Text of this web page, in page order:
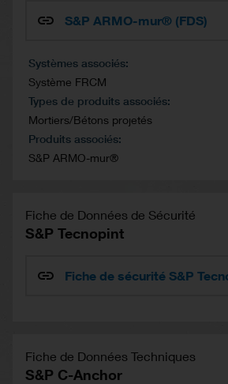
S&P ARMO-mur® (FDS)
Systèmes associés
Système FRCM
Types de produits associés
Mortiers/Bétons projetés
Produits associés
S&P ARMO-mur®
Fiche de Données de Sécurité
S&P Tecnopint
Fiche de sécurité S&P
Fiche de Données Techniques
S&P C-Anchor